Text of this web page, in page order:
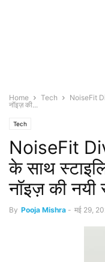
Home Tech
NoiseFit
नॉइज़ की...
Tech
NoiseFit
के साथ
नॉइज़ की नयी
By Pooja Mishra - मई 29,